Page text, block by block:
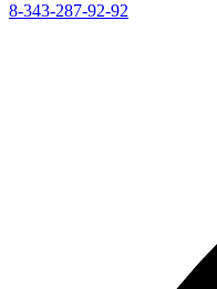
8-343-287-92-92